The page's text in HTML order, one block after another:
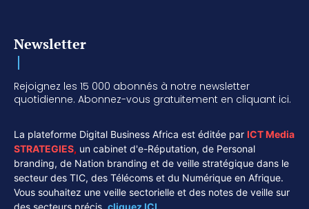
Newsletter
Rejoignez les 15 000 abonnés à notre newsletter
quotidienne. Abonnez-vous gratuitement en cliquant ici.
La plateforme Digital Business Africa est éditée par ICT Media
STRATEGIES, un cabinet d'e-Réputation, de Personal
branding, de Nation branding et de veille stratégique dans le
secteur des TIC, des Télécoms et du Numérique en Afrique.
Vous souhaitez une veille sectorielle et des notes de veille sur
des secteurs précis, cliquez ICI.